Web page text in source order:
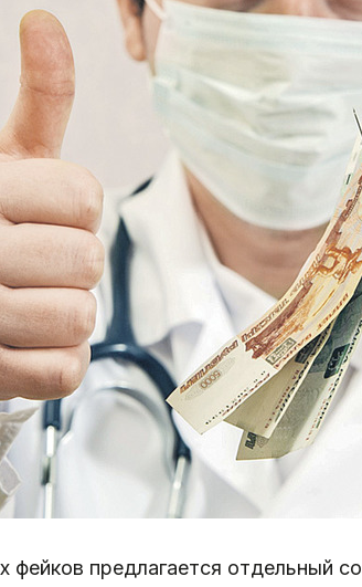
фейков предлагается отдельный